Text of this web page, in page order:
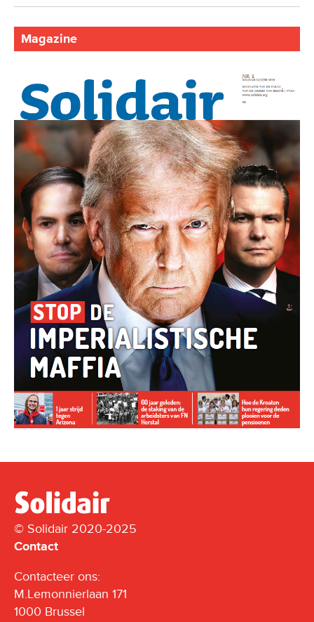
Magazine
© Solidair 2020-2025
Contact
Contacteer ons:
M.Lemonnierlaan 171
1000 Brussel